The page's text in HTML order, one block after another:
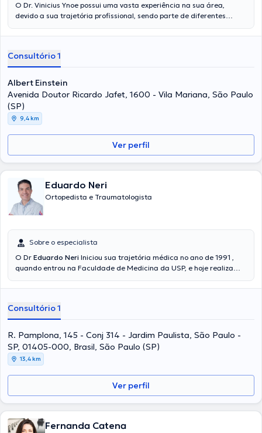
O Dr. Vinicius Ynoe possui uma vasta experiência na sua área,
devido a sua trajetória profissional, sendo parte de diferentes
estudo. O profissional não é só ortopedista, como também cirurgião
pacientes e um tratamento adequado para diversas necessidades.
O doutor é especialista em Cirurgia do Membro Superior: Mãos,
cotovelo, cirurgia de nervo, microcirurgia.
Consultório 1
Albert Einstein
Avenida Doutor Ricardo Jafet, 1600 - Vila Mariana, São Paulo
(SP)
9,4 km
Ver perfil
Eduardo Neri
Ortopedista e Traumatologista
Sobre o especialista
O Dr Eduardo Neri Iniciou sua trajetória médica no ano de 1991 ,
quando entrou na Faculdade de Medicina da USP, e hoje realiza
especialização na área de Ortopedia e Traumatologia no
Clínicas de São Paulo. Obteve seu título de especialista junto à
Sociedade Brasileira de Ortopedia e Traumatologia em 200. Está a
mais de 20 anos vivenciando a Ortopedia e há 30 anos de prática
como médico, acumula experiência em saber ouvir a queixa do
paciente, entender seus problemas e expectativas e propōe
alternativas de tratamentos individualizadas para cada um de
seus pacientes.
Consultório 1
R. Pamplona, 145 - Conj 314 - Jardim Paulista, São Paulo -
SP, 01405-000, Brasil, São Paulo (SP)
13,4 km
Ver perfil
Fernanda Catena